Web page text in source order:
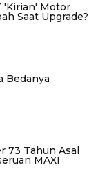
'Kirian' Motor
Saat Upgrade?
Bedanya
73 Tahun Asal
MAXI